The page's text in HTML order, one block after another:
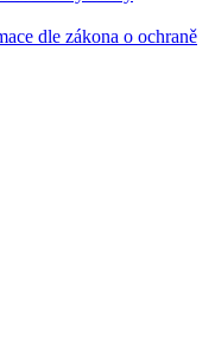
dle zákona o ochraně